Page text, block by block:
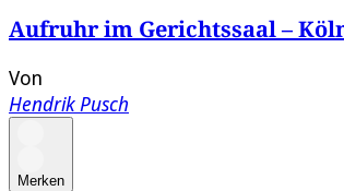
Aufruhr im Gerichtssaal –
Von
Hendrik Pusch
Merken